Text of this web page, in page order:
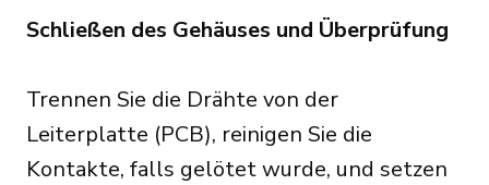
Schließen des Gehäuses und Überprüfung
Trennen Sie die Drähte von der
Leiterplatte (PCB), reinigen Sie die
Kontakte, falls gelötet wurde, und setzen